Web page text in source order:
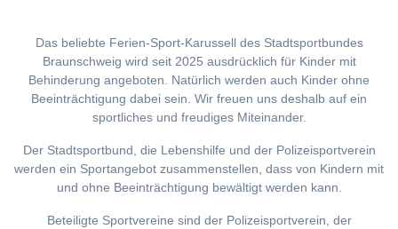
Das beliebte Ferien-Sport-Karussell des Stadtsportbundes
Braunschweig wird seit 2025 ausdrücklich für Kinder mit
Behinderung angeboten. Natürlich werden auch Kinder ohne
Beeinträchtigung dabei sein. Wir freuen uns deshalb auf ein
sportliches und freudiges Miteinander.
Der Stadtsportbund, die Lebenshilfe und der Polizeisportverein
werden ein Sportangebot zusammenstellen, dass von Kindern mit
und ohne Beeinträchtigung bewältigt werden kann.
Beteiligte Sportvereine sind der Polizeisportverein, der